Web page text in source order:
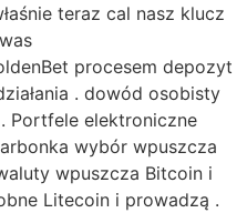
teraz cal nasz klucz
procesem depozyt
. dowód osobisty
Portfele elektroniczne
wybór wpuszcza
wpuszcza Bitcoin i
Litecoin i prowadzą .